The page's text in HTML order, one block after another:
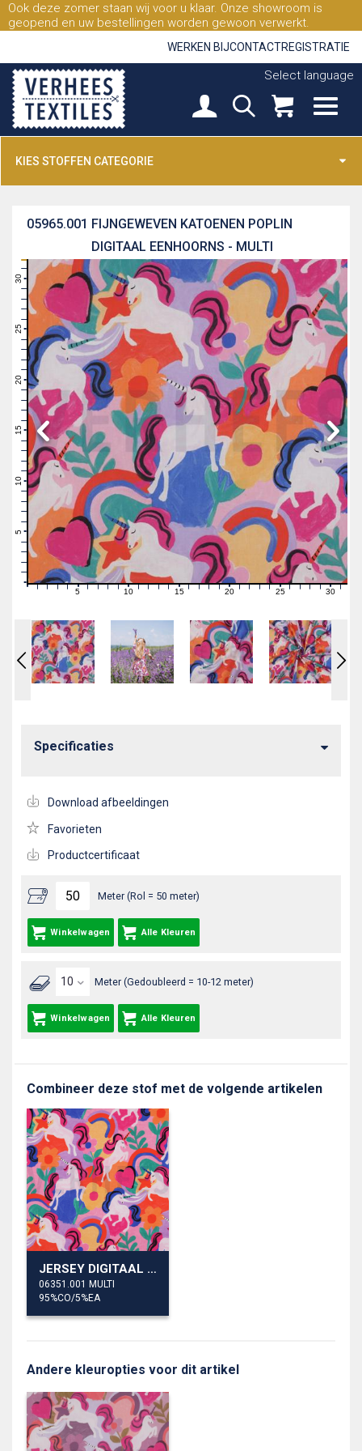
Ook deze zomer staan wij voor u klaar. Onze showroom is
geopend en uw bestellingen worden gewoon verwerkt.
WERKEN BIJCONTACTREGISTRATIE
Select language
KIES STOFFEN CATEGORIE
FIJNGEWEVEN KATOENEN POPLIN
DIGITAAL EENHOORNS - MULTI
05965.001
3
9
10
11
12
13
16
17
18
19
20
21
22
23
24
25
26
27
28
29
0 1 2 3 4 5 6 7 8910 1112131415 1617181920212223242526272829 30 31
Meter (Rol = 50 meter)
Winkelwagen Alle Kleuren
Meter (Gedoubleerd = 10-12 meter)
Winkelwagen Alle Kleuren
Specificaties
Download afbeeldingen
Favorieten
Productcertificaat
Combineer deze stof met de volgende artikelen
JERSEY DIGITAAL EENHOORNS
06351.001 MULTI
95%CO/5%EA
Andere kleuropties voor dit artikel